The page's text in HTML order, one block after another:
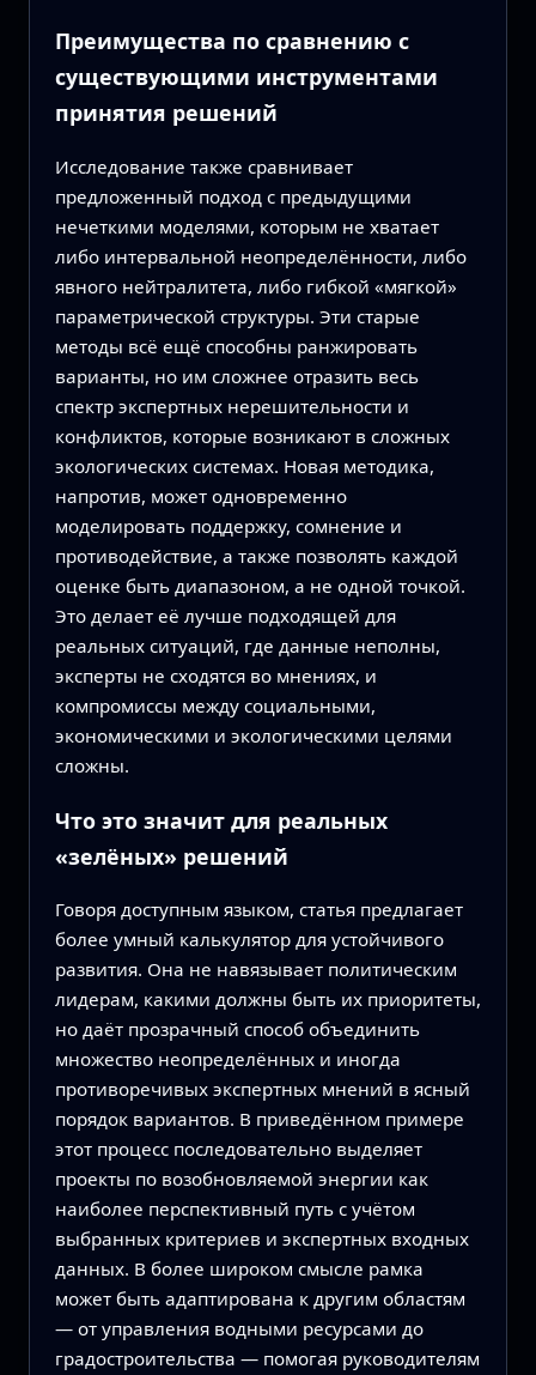
Преимущества по сравнению с
существующими инструментами
принятия решений
Исследование также сравнивает
предложенный подход с предыдущими
нечеткими моделями, которым не хватает
либо интервальной неопределённости, либо
явного нейтралитета, либо гибкой «мягкой»
параметрической структуры. Эти старые
методы всё ещё способны ранжировать
варианты, но им сложнее отразить весь
спектр экспертных нерешительности и
конфликтов, которые возникают в сложных
экологических системах. Новая методика,
напротив, может одновременно
моделировать поддержку, сомнение и
противодействие, а также позволять каждой
оценке быть диапазоном, а не одной точкой.
Это делает её лучше подходящей для
реальных ситуаций, где данные неполны,
эксперты не сходятся во мнениях, и
компромиссы между социальными,
экономическими и экологическими целями
сложны.
Что это значит для реальных
«зелёных» решений
Говоря доступным языком, статья предлагает
более умный калькулятор для устойчивого
развития. Она не навязывает политическим
лидерам, какими должны быть их приоритеты,
но даёт прозрачный способ объединить
множество неопределённых и иногда
противоречивых экспертных мнений в ясный
порядок вариантов. В приведённом примере
этот процесс последовательно выделяет
проекты по возобновляемой энергии как
наиболее перспективный путь с учётом
выбранных критериев и экспертных входных
данных. В более широком смысле рамка
может быть адаптирована к другим областям
— от управления водными ресурсами до
градостроительства — помогая руководителям